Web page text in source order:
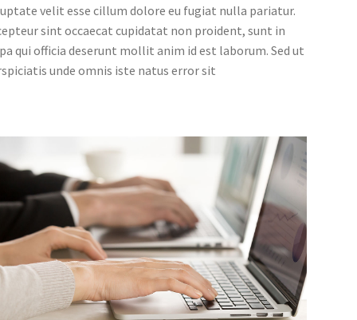
velit esse cillum dolore eu fugiat nulla pariatur.
sint occaecat cupidatat non proident, sunt in
qui officia deserunt mollit anim id est laborum. Sed ut
unde omnis iste natus error sit